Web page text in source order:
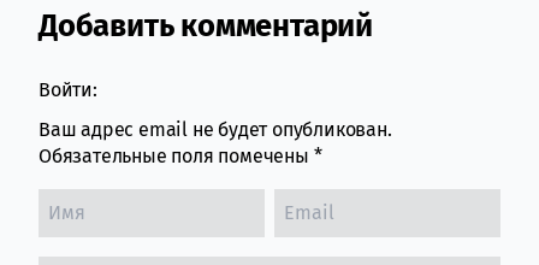
Comment section
Добавить комментарий
Войти:
Ваш адрес email не будет опубликован.
Обязательные поля помечены *